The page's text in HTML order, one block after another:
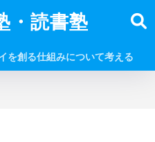
・読書塾
を創る仕組みについて考える